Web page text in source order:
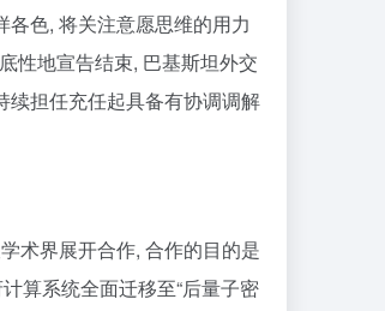
色, 将关注意愿思维的用力
性地宣告结束, 巴基斯坦外交
续担任充任起具备有协调调解
术界展开合作, 合作的目的是
算系统全面迁移至“后量子密